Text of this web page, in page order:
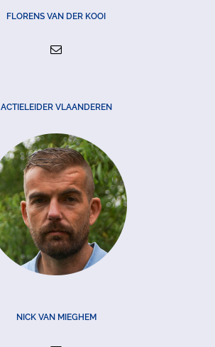
FLORENS VAN DER KOOI
ACTIELEIDER VLAANDEREN
NICK VAN MIEGHEM